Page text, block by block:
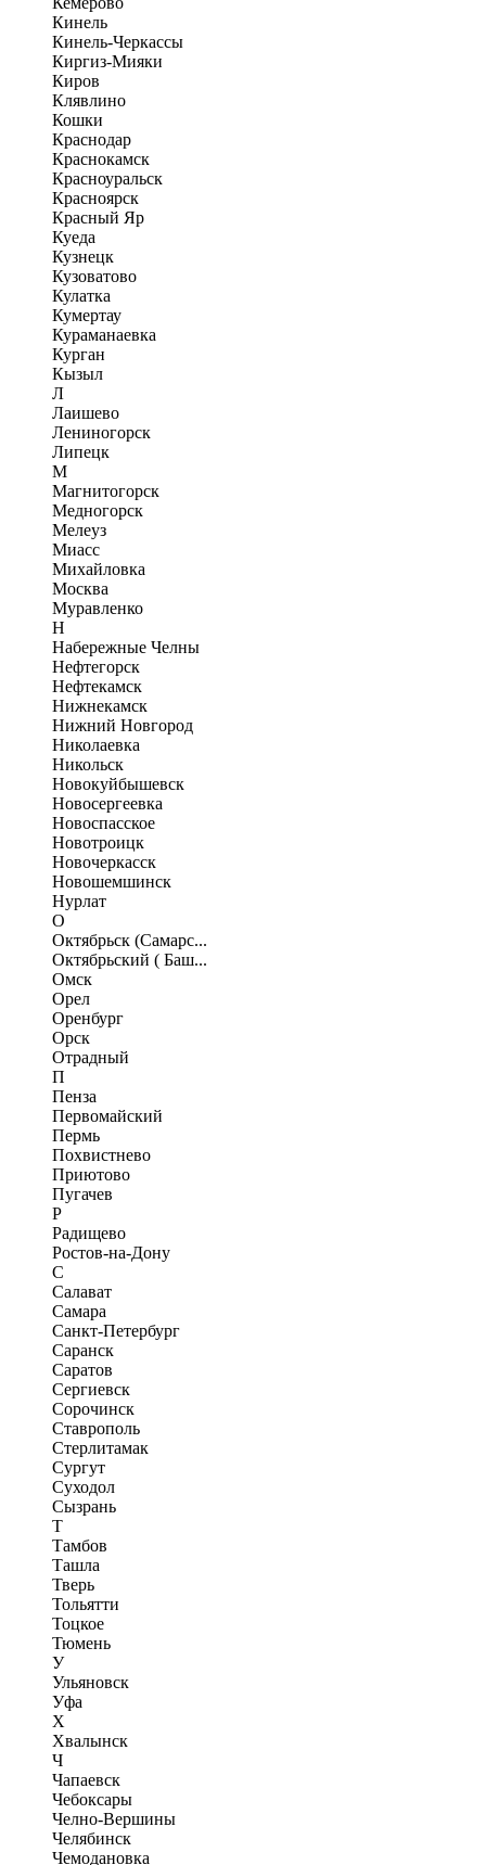
Кинель
Кинель-Черкассы
Киргиз-Мияки
Киров
Клявлино
Кошки
Краснодар
Краснокамск
Красноуральск
Красноярск
Красный Яр
Куеда
Кузнецк
Кузоватово
Кулатка
Кумертау
Кураманаевка
Курган
Кызыл
Л
Лаишево
Лениногорск
Липецк
М
Магнитогорск
Медногорск
Мелеуз
Миасс
Михайловка
Москва
Муравленко
Н
Набережные Челны
Нефтегорск
Нефтекамск
Нижнекамск
Нижний Новгород
Николаевка
Никольск
Новокуйбышевск
Новосергеевка
Новоспасское
Новотроицк
Новочеркасск
Новошемшинск
Нурлат
О
Октябрьск (Самарс...
Октябрьский ( Баш...
Омск
Орел
Оренбург
Орск
Отрадный
П
Пенза
Первомайский
Пермь
Похвистнево
Приютово
Пугачев
Р
Радищево
Ростов-на-Дону
С
Салават
Самара
Санкт-Петербург
Саранск
Саратов
Сергиевск
Сорочинск
Ставрополь
Стерлитамак
Сургут
Суходол
Сызрань
Т
Тамбов
Ташла
Тверь
Тольятти
Тоцкое
Тюмень
У
Ульяновск
Уфа
Х
Хвалынск
Ч
Чапаевск
Чебоксары
Челно-Вершины
Челябинск
Чемодановка